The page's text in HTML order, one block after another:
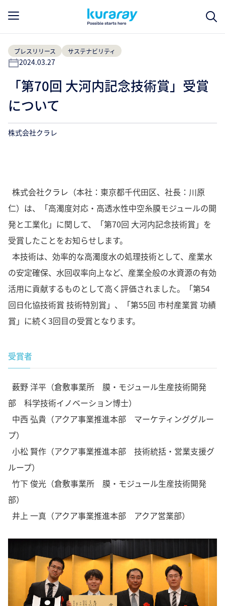
プレスリリース サステナビリティ
2024.03.27
「第70回 大河内記念技術賞」受賞
について
株式会社クラレ
株式会社クラレ（本社：東京都千代田区、社長：川原
仁）は、「高濁度対応・高透水性中空糸膜モジュールの開
発と工業化」に関して、「第70回 大河内記念技術賞」を
受賞したことをお知らせします。
本技術は、効率的な高濁度水の処理技術として、産業水
の安定確保、水回収率向上など、産業全般の水資源の有効
活用に貢献するものとして高く評価されました。「第54
回日化協技術賞 技術特別賞」、「第55回 市村産業賞 功績
賞」に続く3回目の受賞となります。
受賞者
薮野 洋平（倉敷事業所 膜・モジュール生産技術開発
部 科学技術イノベーション博士）
中西 弘貴（アクア事業推進本部 マーケティンググルー
プ）
小松 賢作（アクア事業推進本部 技術統括・営業支援グ
ループ）
竹下 俊光（倉敷事業所 膜・モジュール生産技術開発
部）
井上 一真（アクア事業推進本部 アクア営業部）